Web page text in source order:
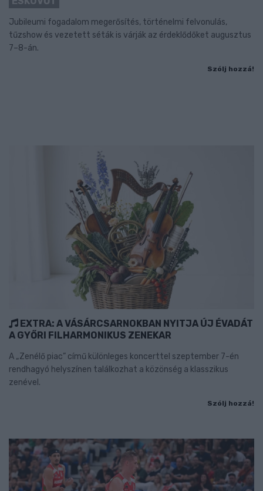
Jubileumi fogadalom megerősítés, történelmi felvonulás,
tűzshow és vezetett séták is várják az érdeklődőket augusztus
7–8-án.
Szólj hozzá!
EXTRA: A VÁSÁRCSARNOKBAN NYITJA ÚJ ÉVADÁT
A GYŐRI FILHARMONIKUS ZENEKAR
A „Zenélő piac” című különleges koncerttel szeptember 7-én
rendhagyó helyszínen találkozhat a közönség a klasszikus
zenével.
Szólj hozzá!